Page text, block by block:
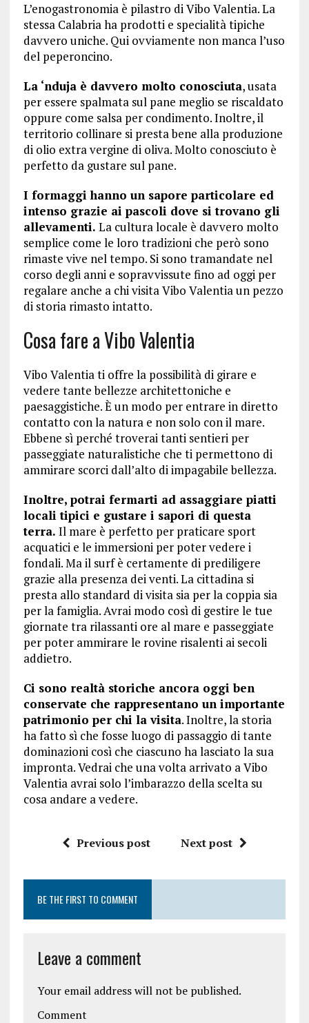
L’enogastronomia è pilastro di Vibo Valentia. La
stessa Calabria ha prodotti e specialità tipiche
davvero uniche. Qui ovviamente non manca l’uso
del peperoncino.
La ‘nduja è davvero molto conosciuta, usata
per essere spalmata sul pane meglio se riscaldato
oppure come salsa per condimento. Inoltre, il
territorio collinare si presta bene alla produzione
di olio extra vergine di oliva. Molto conosciuto è
perfetto da gustare sul pane.
I formaggi hanno un sapore particolare ed
intenso grazie ai pascoli dove si trovano gli
allevamenti. La cultura locale è davvero molto
semplice come le loro tradizioni che però sono
rimaste vive nel tempo. Si sono tramandate nel
corso degli anni e sopravvissute fino ad oggi per
regalare anche a chi visita Vibo Valentia un pezzo
di storia rimasto intatto.
Cosa fare a Vibo Valentia
Vibo Valentia ti offre la possibilità di girare e
vedere tante bellezze architettoniche e
paesaggistiche. È un modo per entrare in diretto
contatto con la natura e non solo con il mare.
Ebbene sì perché troverai tanti sentieri per
passeggiate naturalistiche che ti permettono di
ammirare scorci dall’alto di impagabile bellezza.
Inoltre, potrai fermarti ad assaggiare piatti
locali tipici e gustare i sapori di questa
terra. Il mare è perfetto per praticare sport
acquatici e le immersioni per poter vedere i
fondali. Ma il surf è certamente di prediligere
grazie alla presenza dei venti. La cittadina si
presta allo standard di visita sia per la coppia sia
per la famiglia. Avrai modo così di gestire le tue
giornate tra rilassanti ore al mare e passeggiate
per poter ammirare le rovine risalenti ai secoli
addietro.
Ci sono realtà storiche ancora oggi ben
conservate che rappresentano un importante
patrimonio per chi la visita. Inoltre, la storia
ha fatto sì che fosse luogo di passaggio di tante
dominazioni così che ciascuno ha lasciato la sua
impronta. Vedrai che una volta arrivato a Vibo
Valentia avrai solo l’imbarazzo della scelta su
cosa andare a vedere.
Previous post Next post
BE THE FIRST TO COMMENT
Leave a comment
Your email address will not be published.
Comment